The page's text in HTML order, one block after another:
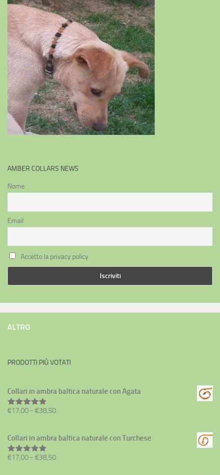
AMBER COLLARS NEWS
Nome
Email
Accetto la privacy policy
ALTRO
PRODOTTI PIÙ VOTATI
Collari in ambra baltica naturale con Agata
Valutato
€17,00 - €38,50Fascia
prezzo:
€17,00
Collari in ambra baltica naturale con Turchese
Valutato
€17,00 - €38,50Fascia